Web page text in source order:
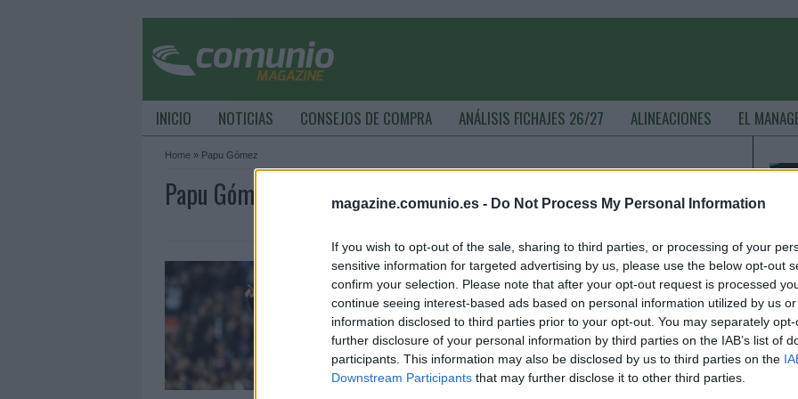
magazine.comunio.es - Do Not Process My Personal Information
If you wish to opt-out of the sale, sharing to third parties, or processing of your
sensitive information for targeted advertising by us, please use the below opt-out
confirm your selection. Please note that after your opt-out request is processed
continue seeing interest-based ads based on personal information utilized by us
information disclosed to third parties prior to your opt-out. You may separately
further disclosure of your personal information by third parties on the IAB’s list of
participants. This information may also be disclosed by us to third parties on the
Downstream Participants that may further disclose it to other third parties.
INICIO NOTICIAS CONSEJOS DE COMPRA ANÁLISIS FICHAJES 26/27 ALINEACIONES EL
Home » Papu Gómez
Papu Gómez Archive - Página 4 de 4 - ComunioMagazine
Ganadores valor mercado (1-7 febrero): Griezmann, en
racha
7. febrero 2021 PorJesus Gallo|
El mercado sigue su tendencia al alza. Estos han sido los cinco
ganadores de valor en la semana del 1 al 7 de febrero, con
Griezmann y Papu Gómez como mayores subidas.